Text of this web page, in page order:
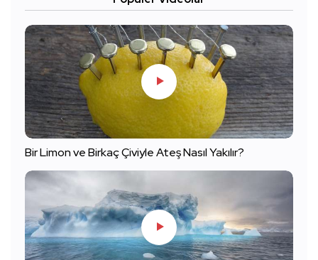
Bir Limon ve Birkaç Çiviyle Ateş Nasıl Yakılır?